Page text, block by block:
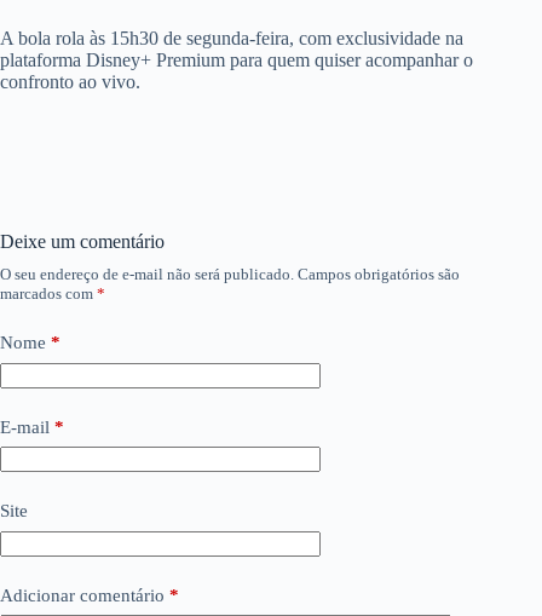
A bola rola às 15h30 de segunda-feira, com exclusividade na
plataforma Disney+ Premium para quem quiser acompanhar o
confronto ao vivo.
Deixe um comentário
O seu endereço de e-mail não será publicado. Campos obrigatórios são
marcados com *
Nome *
E-mail *
Site
Adicionar comentário *